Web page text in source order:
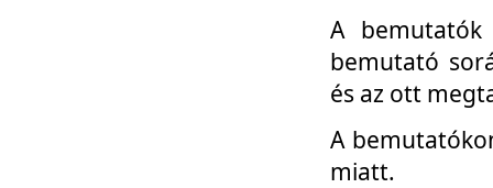
A
bemutató
és az ott
A
miatt.